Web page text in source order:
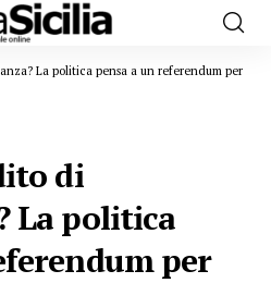
La politica pensa a un referendum per
di
La politica
per